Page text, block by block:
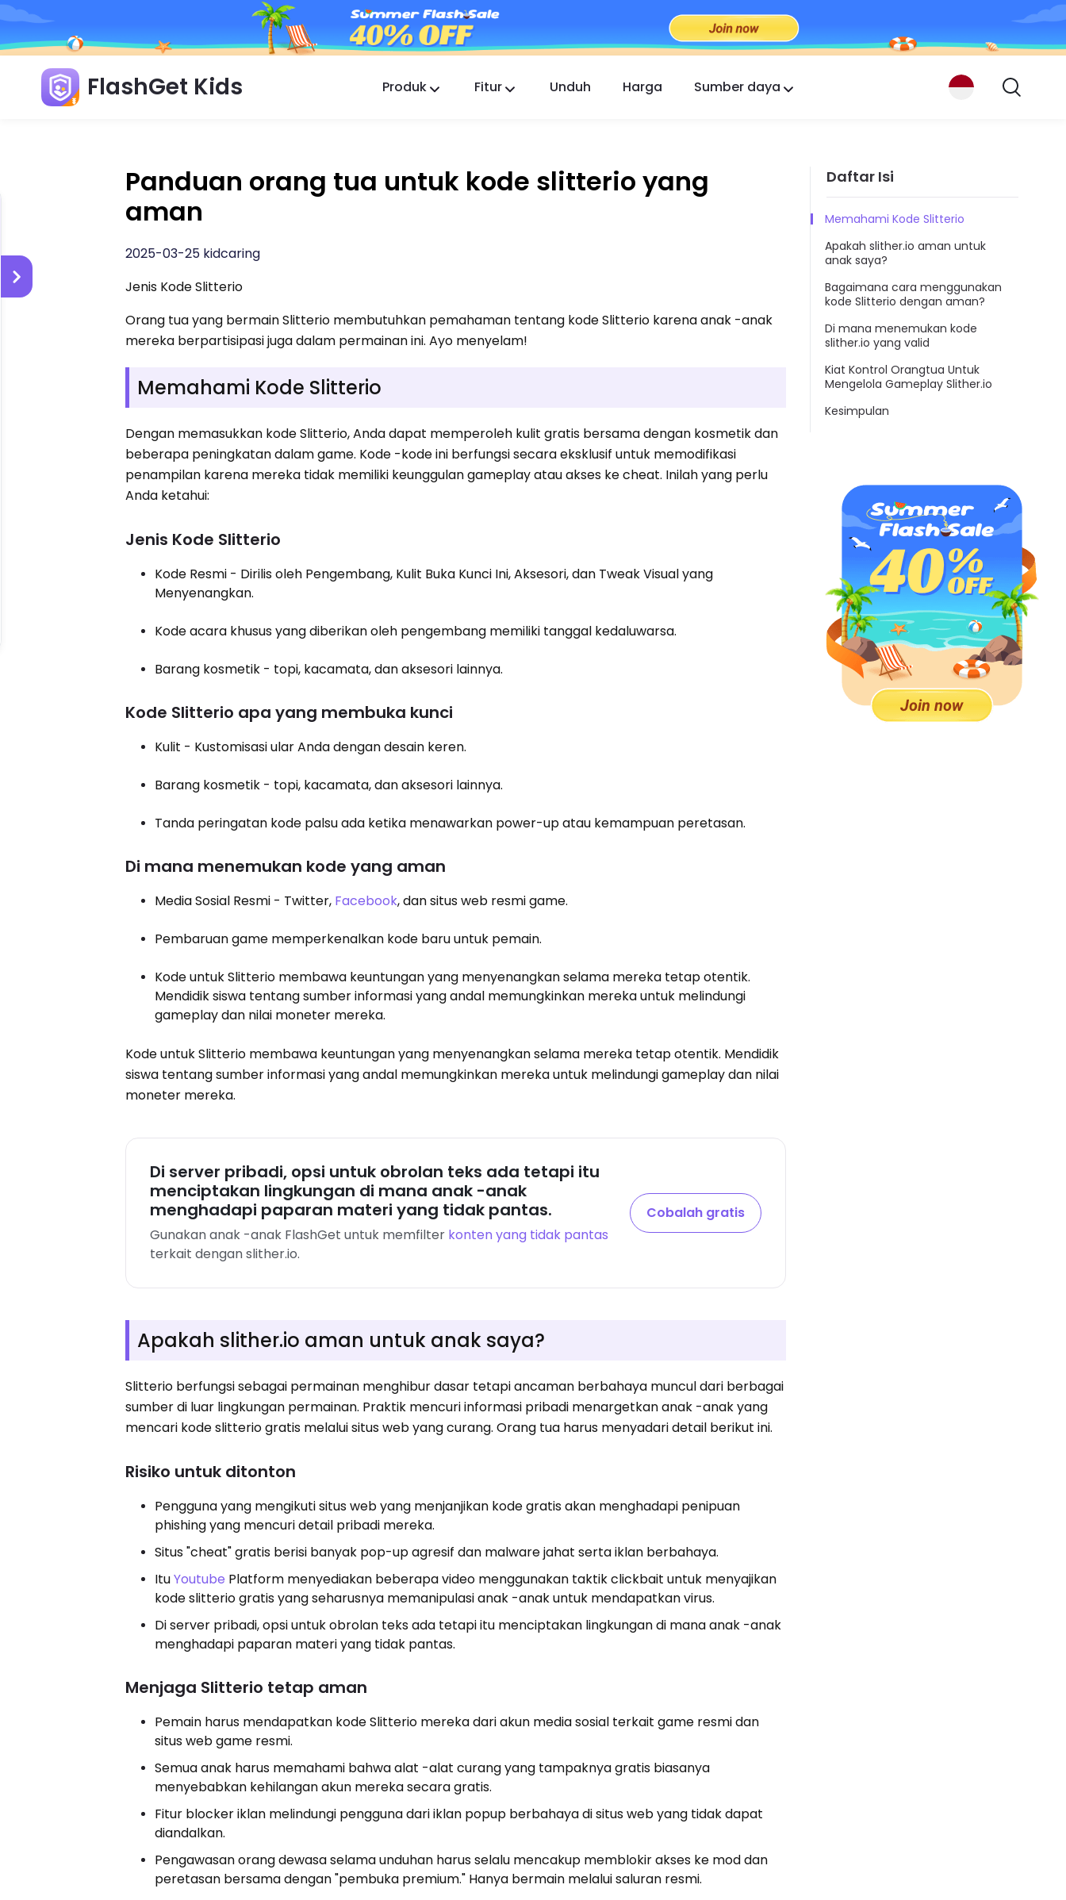
FlashGet Kids Produk
FlashGet Finder
Fitur Unduh Harga Sumber daya
Panduan orang tua untuk kode slitterio yang
aman
2025-03-25 kidcaring
Jenis Kode Slitterio
Orang tua yang bermain Slitterio membutuhkan pemahaman tentang kode Slitterio karena anak -anak
mereka berpartisipasi juga dalam permainan ini. Ayo menyelam!
Memahami Kode Slitterio
Dengan memasukkan kode Slitterio, Anda dapat memperoleh kulit gratis bersama dengan kosmetik dan
beberapa peningkatan dalam game. Kode -kode ini berfungsi secara eksklusif untuk memodifikasi
penampilan karena mereka tidak memiliki keunggulan gameplay atau akses ke cheat. Inilah yang perlu
Anda ketahui:
Jenis Kode Slitterio
Kode Resmi - Dirilis oleh Pengembang, Kulit Buka Kunci Ini, Aksesori, dan Tweak Visual yang
Menyenangkan.
Kode acara khusus yang diberikan oleh pengembang memiliki tanggal kedaluwarsa.
Barang kosmetik - topi, kacamata, dan aksesori lainnya.
Kode Slitterio apa yang membuka kunci
Kulit - Kustomisasi ular Anda dengan desain keren.
Barang kosmetik - topi, kacamata, dan aksesori lainnya.
Tanda peringatan kode palsu ada ketika menawarkan power-up atau kemampuan peretasan.
Di mana menemukan kode yang aman
Media Sosial Resmi - Twitter, Facebook, dan situs web resmi game.
Pembaruan game memperkenalkan kode baru untuk pemain.
Kode untuk Slitterio membawa keuntungan yang menyenangkan selama mereka tetap otentik.
Mendidik siswa tentang sumber informasi yang andal memungkinkan mereka untuk melindungi
gameplay dan nilai moneter mereka.
Kode untuk Slitterio membawa keuntungan yang menyenangkan selama mereka tetap otentik. Mendidik
siswa tentang sumber informasi yang andal memungkinkan mereka untuk melindungi gameplay dan nilai
moneter mereka.
Di server pribadi, opsi untuk obrolan teks ada tetapi itu
menciptakan lingkungan di mana anak -anak
menghadapi paparan materi yang tidak pantas.
Gunakan anak -anak FlashGet untuk memfilter konten yang tidak pantas
terkait dengan slither.io.
Cobalah gratis
Apakah slither.io aman untuk anak saya?
Slitterio berfungsi sebagai permainan menghibur dasar tetapi ancaman berbahaya muncul dari berbagai
sumber di luar lingkungan permainan. Praktik mencuri informasi pribadi menargetkan anak -anak yang
mencari kode slitterio gratis melalui situs web yang curang. Orang tua harus menyadari detail berikut ini.
Risiko untuk ditonton
Pengguna yang mengikuti situs web yang menjanjikan kode gratis akan menghadapi penipuan
phishing yang mencuri detail pribadi mereka.
Situs "cheat" gratis berisi banyak pop-up agresif dan malware jahat serta iklan berbahaya.
ItuYoutube Platform menyediakan beberapa video menggunakan taktik clickbait untuk menyajikan
kode slitterio gratis yang seharusnya memanipulasi anak -anak untuk mendapatkan virus.
Di server pribadi, opsi untuk obrolan teks ada tetapi itu menciptakan lingkungan di mana anak -anak
menghadapi paparan materi yang tidak pantas.
Menjaga Slitterio tetap aman
Pemain harus mendapatkan kode Slitterio mereka dari akun media sosial terkait game resmi dan
situs web game resmi.
Semua anak harus memahami bahwa alat -alat curang yang tampaknya gratis biasanya
menyebabkan kehilangan akun mereka secara gratis.
Fitur blocker iklan melindungi pengguna dari iklan popup berbahaya di situs web yang tidak dapat
diandalkan.
Pengawasan orang dewasa selama unduhan harus selalu mencakup memblokir akses ke mod dan
peretasan bersama dengan "pembuka premium." Hanya bermain melalui saluran resmi.
Daftar Isi
Memahami Kode Slitterio
Apakah slither.io aman untuk
anak saya?
Bagaimana cara menggunakan
kode Slitterio dengan aman?
Di mana menemukan kode
slither.io yang valid
Kiat Kontrol Orangtua Untuk
Mengelola Gameplay Slither.io
Kesimpulan